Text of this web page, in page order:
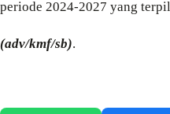
periode 2024-2027 yang
(adv/kmf/sb).